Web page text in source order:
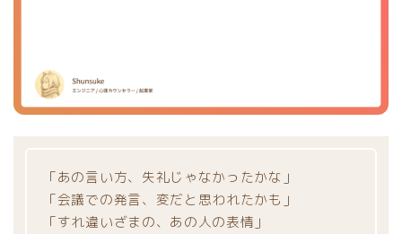
「あの言い方、失礼じゃなかったかな」
「会議での発言、変だと思われたかも」
「すれ違いざまの、あの人の表情」